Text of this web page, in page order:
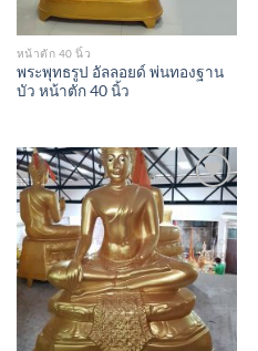
หน้าตัก 40 นิ้ว
พระพุทธรูป อัลลอยด์ พ่นทองฐาน
บัว หน้าตัก 40 นิ้ว
Add to
Wishlist